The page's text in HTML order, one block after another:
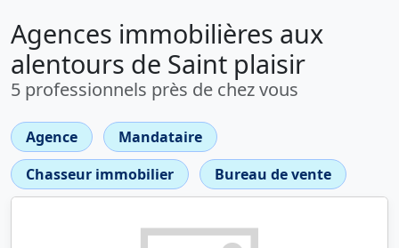
Agences immobilières aux
alentours de Saint plaisir
5 professionnels près de chez vous
Agence
Mandataire
Chasseur immobilier
Bureau de vente